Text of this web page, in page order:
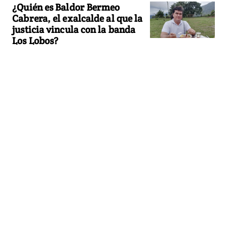
¿Quién es Baldor Bermeo
Cabrera, el exalcalde al que la
justicia vincula con la banda
Los Lobos?